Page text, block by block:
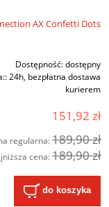
AX Confetti Dots
Dostępność:dostępny
24h, bezpłatna dostawa
kurierem
151,92 zł
regularna:189,90 zł
cena:189,90 zł
do koszyka